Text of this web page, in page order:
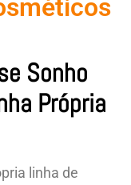
Sonho
Própria
linha de